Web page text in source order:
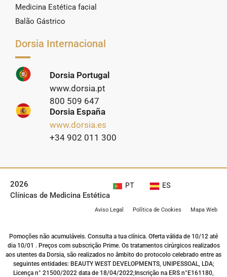
Medicina Estética facial
Balão Gástrico
Dorsia Internacional
Dorsia Portugal
www.dorsia.pt
800 509 647
Dorsia España
www.dorsia.es
+34 902 011 300
2026
Clínicas de Medicina Estética
PT ES
Aviso Legal Política de Cookies Mapa Web
Pomoções não acumuláveis. Consulta a tua clínica. Oferta válida de 10/12 até
dia 10/01 . Preços com subscrição Prime. Os tratamentos cirúrgicos realizados
aos utentes da Dorsia, são realizados no âmbito do protocolo celebrado entre as
seguintes entidades: BEAUTY WEST DEVELOPMENTS, UNIPESSOAL, LDA;
Licença n° 21500/2022 data de 18/04/2022;Inscrição na ERS n°E161180,